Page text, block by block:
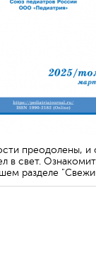
преодолены, и
в свет.
разделе